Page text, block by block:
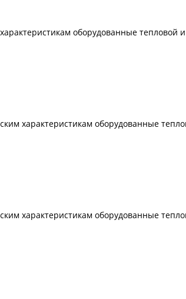
оборудованные тепловой
характеристикам оборудованные
характеристикам оборудованные